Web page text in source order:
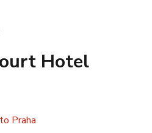
Hotel
Praha